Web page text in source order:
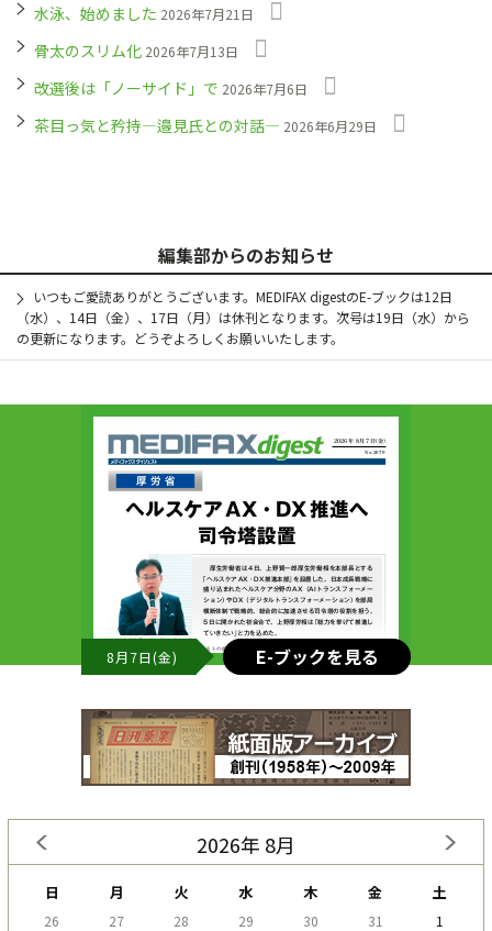
水泳、始めました 2026年7月21日
骨太のスリム化 2026年7月13日
改選後は「ノーサイド」で 2026年7月6日
茶目っ気と矜持―邉見氏との対話― 2026年6月29日
編集部からのお知らせ
いつもご愛読ありがとうございます。MEDIFAX digestのE-ブックは12日
（水）、14日（金）、17日（月）は休刊となります。次号は19日（水）から
の更新になります。どうぞよろしくお願いいたします。
8月7日(金) E-ブックを見る
2026年 8月
日 月 火 水 木 金 土
26 27 28 29 30 31
1